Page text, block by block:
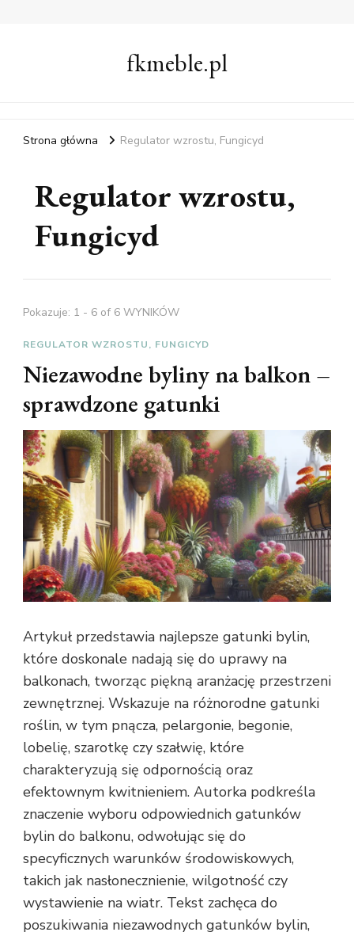
fkmeble.pl
Strona główna Regulator wzrostu, Fungicyd
Regulator wzrostu,
Fungicyd
Pokazuje: 1 - 6 of 6 WYNIKÓW
REGULATOR WZROSTU, FUNGICYD
Niezawodne byliny na balkon –
sprawdzone gatunki
Artykuł przedstawia najlepsze gatunki bylin,
które doskonale nadają się do uprawy na
balkonach, tworząc piękną aranżację przestrzeni
zewnętrznej. Wskazuje na różnorodne gatunki
roślin, w tym pnącza, pelargonie, begonie,
lobelię, szarotkę czy szałwię, które
charakteryzują się odpornością oraz
efektownym kwitnieniem. Autorka podkreśla
znaczenie wyboru odpowiednich gatunków
bylin do balkonu, odwołując się do
specyficznych warunków środowiskowych,
takich jak nasłonecznienie, wilgotność czy
wystawienie na wiatr. Tekst zachęca do
poszukiwania niezawodnych gatunków bylin,